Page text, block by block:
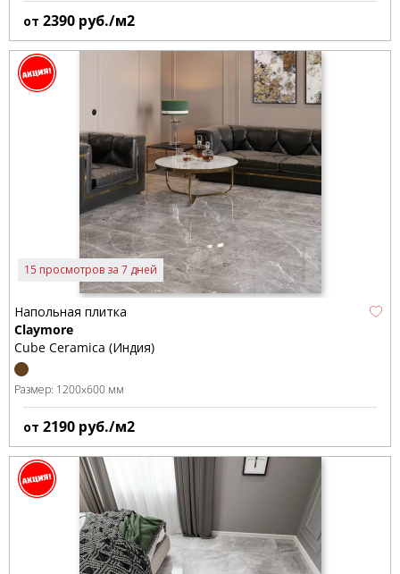
от 2390 руб./м2
15 просмотров за 7 дней
Напольная плитка
Claymore
Cube Ceramica (Индия)
Размер: 1200x600 мм
от 2190 руб./м2